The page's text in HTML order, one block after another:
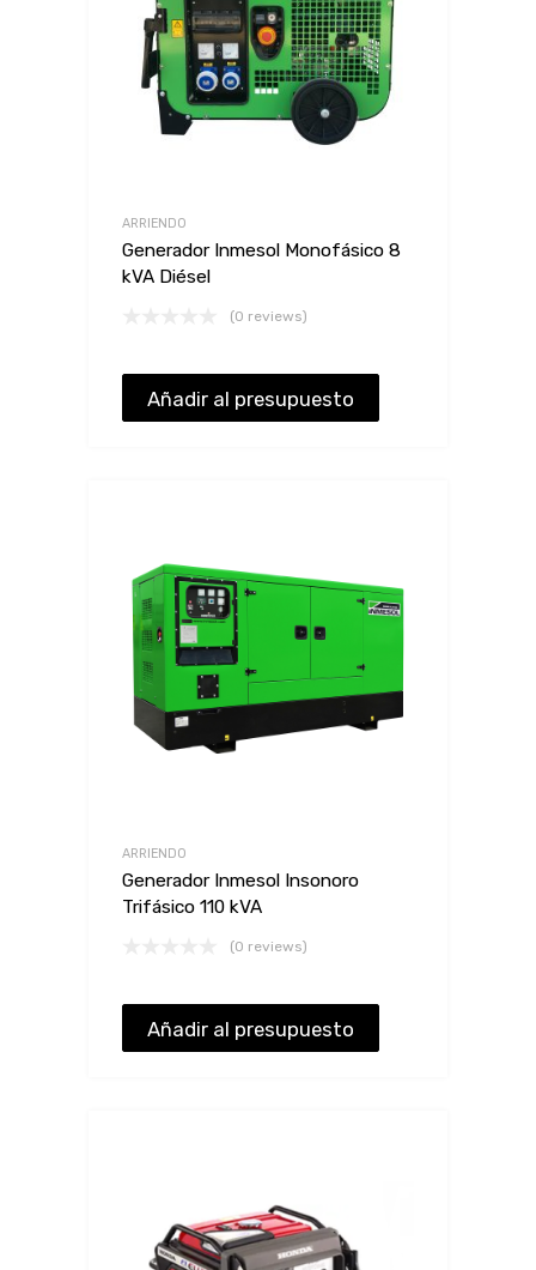
ARRIENDO
Generador Inmesol Monofásico 8
kVA Diésel
(0 reviews)
Añadir al presupuesto
ARRIENDO
Generador Inmesol Insonoro
Trifásico 110 kVA
(0 reviews)
Añadir al presupuesto